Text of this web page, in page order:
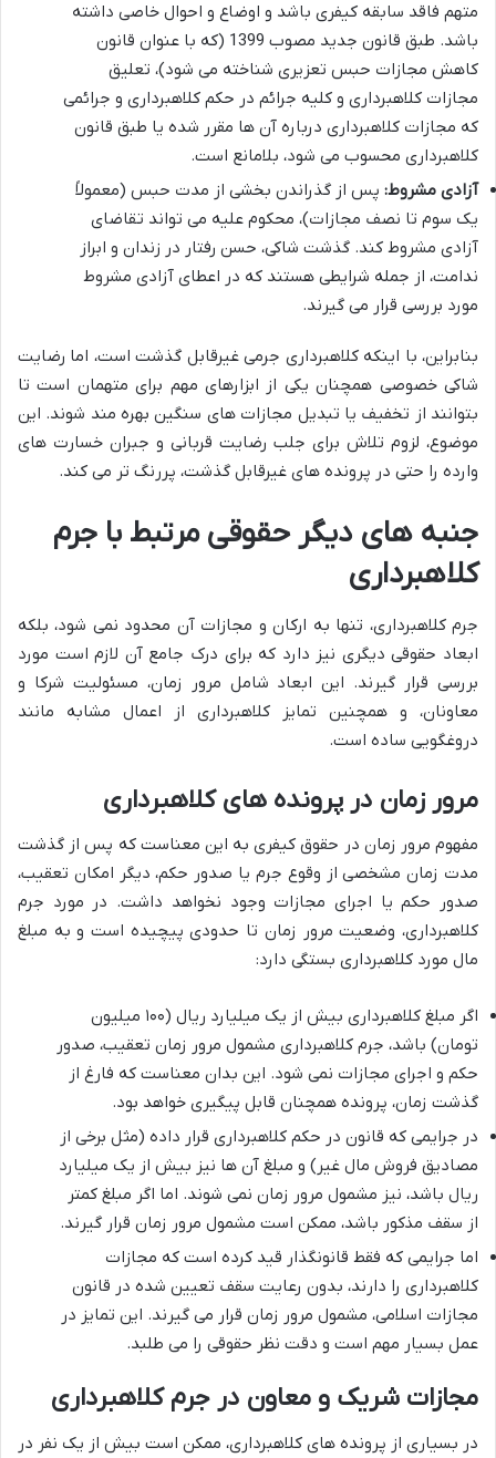
متهم فاقد سابقه کیفری باشد و اوضاع و احوال خاصی داشته
باشد. طبق قانون جدید مصوب 1399 (که با عنوان قانون
کاهش مجازات حبس تعزیری شناخته می شود)، تعلیق
مجازات کلاهبرداری و کلیه جرائم در حکم کلاهبرداری و جرائمی
که مجازات کلاهبرداری درباره آن ها مقرر شده یا طبق قانون
کلاهبرداری محسوب می شود، بلامانع است.
آزادی مشروط: پس از گذراندن بخشی از مدت حبس (معمولاً
یک سوم تا نصف مجازات)، محکوم علیه می تواند تقاضای
آزادی مشروط کند. گذشت شاکی، حسن رفتار در زندان و ابراز
ندامت، از جمله شرایطی هستند که در اعطای آزادی مشروط
مورد بررسی قرار می گیرند.
بنابراین، با اینکه کلاهبرداری جرمی غیرقابل گذشت است، اما رضایت
شاکی خصوصی همچنان یکی از ابزارهای مهم برای متهمان است تا
بتوانند از تخفیف یا تبدیل مجازات های سنگین بهره مند شوند. این
موضوع، لزوم تلاش برای جلب رضایت قربانی و جبران خسارت های
وارده را حتی در پرونده های غیرقابل گذشت، پررنگ تر می کند.
جنبه های دیگر حقوقی مرتبط با جرم
کلاهبرداری
جرم کلاهبرداری، تنها به ارکان و مجازات آن محدود نمی شود، بلکه
ابعاد حقوقی دیگری نیز دارد که برای درک جامع آن لازم است مورد
بررسی قرار گیرند. این ابعاد شامل مرور زمان، مسئولیت شرکا و
معاونان، و همچنین تمایز کلاهبرداری از اعمال مشابه مانند
دروغگویی ساده است.
مرور زمان در پرونده های کلاهبرداری
مفهوم مرور زمان در حقوق کیفری به این معناست که پس از گذشت
مدت زمان مشخصی از وقوع جرم یا صدور حکم، دیگر امکان تعقیب،
صدور حکم یا اجرای مجازات وجود نخواهد داشت. در مورد جرم
کلاهبرداری، وضعیت مرور زمان تا حدودی پیچیده است و به مبلغ
مال مورد کلاهبرداری بستگی دارد:
اگر مبلغ کلاهبرداری بیش از یک میلیارد ریال (۱۰۰ میلیون
تومان) باشد، جرم کلاهبرداری مشمول مرور زمان تعقیب، صدور
حکم و اجرای مجازات نمی شود. این بدان معناست که فارغ از
گذشت زمان، پرونده همچنان قابل پیگیری خواهد بود.
در جرایمی که قانون در حکم کلاهبرداری قرار داده (مثل برخی از
مصادیق فروش مال غیر) و مبلغ آن ها نیز بیش از یک میلیارد
ریال باشد، نیز مشمول مرور زمان نمی شوند. اما اگر مبلغ کمتر
از سقف مذکور باشد، ممکن است مشمول مرور زمان قرار گیرند.
اما جرایمی که فقط قانونگذار قید کرده است که مجازات
کلاهبرداری را دارند، بدون رعایت سقف تعیین شده در قانون
مجازات اسلامی، مشمول مرور زمان قرار می گیرند. این تمایز در
عمل بسیار مهم است و دقت نظر حقوقی را می طلبد.
مجازات شریک و معاون در جرم کلاهبرداری
در بسیاری از پرونده های کلاهبرداری، ممکن است بیش از یک نفر در